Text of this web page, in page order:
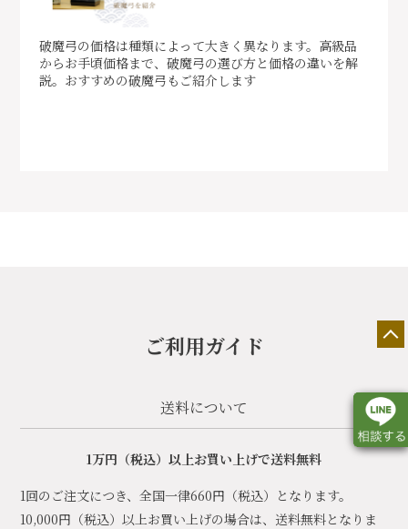
破魔弓の価格は種類によって大きく異なります。高級品
からお手頃価格まで、破魔弓の選び方と価格の違いを解
説。おすすめの破魔弓もご紹介します
ご利用ガイド
送料について
1万円（税込）以上お買い上げで送料無料
1回のご注文につき、全国一律660円（税込）となります。
10,000円（税込）以上お買い上げの場合は、送料無料となりま
店舗一覧 展示会情報 カタログ請求